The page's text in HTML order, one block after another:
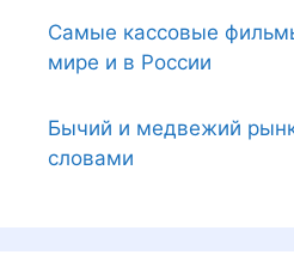
Самые кассовые
мире и в России
Бычий и медвежий
словами